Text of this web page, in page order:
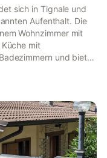
sich in Tignale und
Aufenthalt. Die
Wohnzimmer mit
mit
und bietet
Ein Babybett ist
Terrasse und 2
mit eingezäuntem